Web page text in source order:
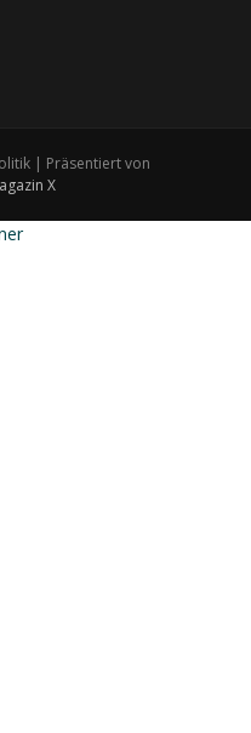
| Präsentiert von
X